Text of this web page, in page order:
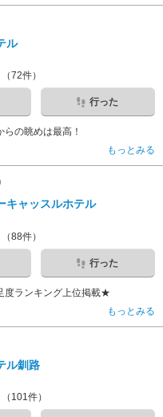
ル
（72件）
行った
の眺めは最高！
もっとみる
キャッスルホテル
（88件）
行った
ランキング上位掲載★
もっとみる
ル釧路
（101件）